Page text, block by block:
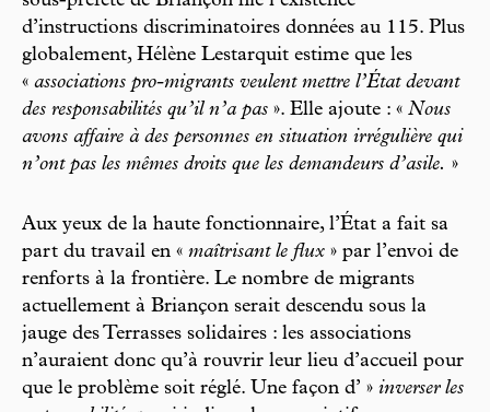
d’instructions discriminatoires données au 115. Plus
globalement, Hélène Lestarquit estime que les
« associations pro-migrants veulent mettre l’État devant
des responsabilités qu’il n’a pas ». Elle ajoute : « Nous
avons affaire à des personnes en situation irrégulière qui
n’ont pas les mêmes droits que les demandeurs d’asile. »
Aux yeux de la haute fonctionnaire, l’État a fait sa
part du travail en « maîtrisant le flux » par l’envoi de
renforts à la frontière. Le nombre de migrants
actuellement à Briançon serait descendu sous la
jauge des Terrasses solidaires : les associations
n’auraient donc qu’à rouvrir leur lieu d’accueil pour
que le problème soit réglé. Une façon d’ » inverser les